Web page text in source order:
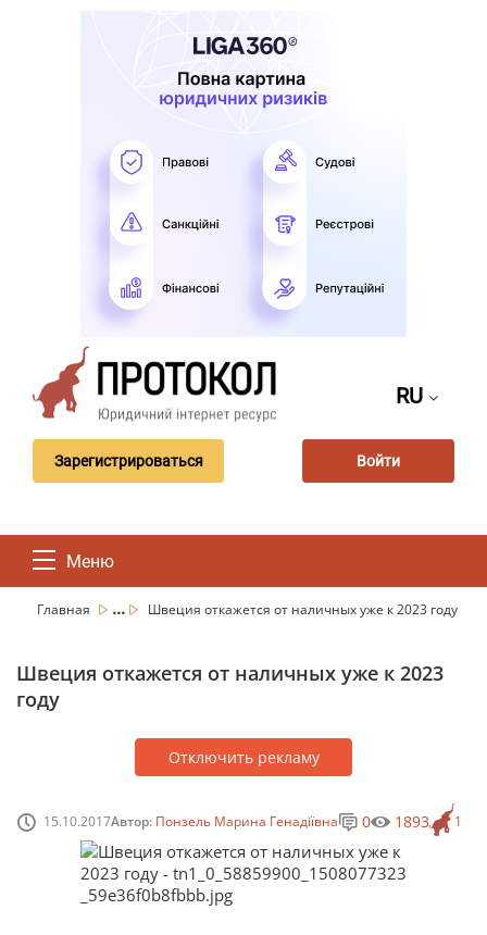
RU
Зарегистрироваться Войти
Меню
Главная ... Швеция откажется от наличных уже к 2023 году
Швеция откажется от наличных уже к 2023
году
Отключить рекламу
15.10.2017Автор: Понзель Марина Генадіївна 1
0 1893